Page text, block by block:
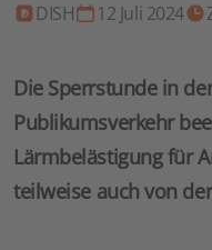
DISH 12 Juli 2024
Die Sperrstunde in
Publikumsverkehr
Lärmbelästigung für
teilweise auch von